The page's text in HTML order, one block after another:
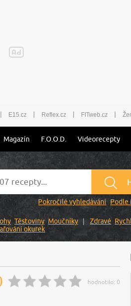
| E15.cz | Reflex.cz | FITweb.cz |
Magazín F.O.O.D. Videorecepty
Pokročilé vyhledávání Podle
Těstoviny Moučníky Zdravé
okurek
hodnotilo: 0